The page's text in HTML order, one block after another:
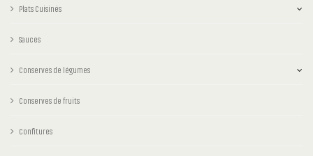
Plats Cuisinés
Sauces
Conserves de légumes
Conserves de fruits
Confitures